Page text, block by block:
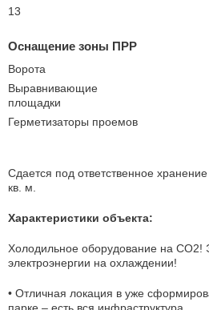
13
Оснащение зоны ПРР
Ворота
Выравнивающие
площадки
Герметизаторы проемов
Сдается под ответственное
кв. м.
Характеристики объекта:
Холодильное оборудование на СО2!
электроэнергии на охлаждении!
• Отличная локация в уже